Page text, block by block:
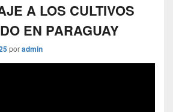
A LOS CULTIVOS
EN PARAGUAY
poradmin